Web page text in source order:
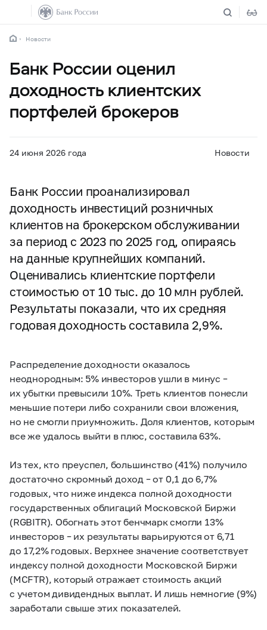
Новости
Банк России оценил
доходность клиентских
портфелей брокеров
24 июня 2026 года Новости
Банк России проанализировал
доходность инвестиций розничных
клиентов на брокерском обслуживании
за период с 2023 по 2025 год, опираясь
на данные крупнейших компаний.
Оценивались клиентские портфели
стоимостью от 10 тыс. до 10 млн рублей.
Результаты показали, что их средняя
годовая доходность составила 2,9%.
Распределение доходности оказалось
неоднородным: 5% инвесторов ушли в минус –
их убытки превысили 10%. Треть клиентов понесли
меньшие потери либо сохранили свои вложения,
но не смогли приумножить. Доля клиентов, которым
все же удалось выйти в плюс, составила 63%.
Из тех, кто преуспел, большинство (41%) получило
достаточно скромный доход – от 0,1 до 6,7%
годовых, что ниже индекса полной доходности
государственных облигаций Московской Биржи
(RGBITR). Обогнать этот бенчмарк смогли 13%
инвесторов – их результаты варьируются от 6,71
до 17,2% годовых. Верхнее значение соответствует
индексу полной доходности Московской Биржи
(MCFTR), который отражает стоимость акций
с учетом дивидендных выплат. И лишь немногие (9%)
заработали свыше этих показателей.